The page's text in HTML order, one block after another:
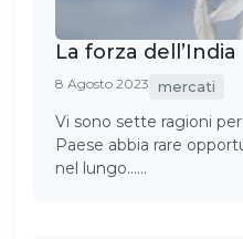
La forza dell’India
8 Agosto 2023 mercati
Vi sono sette ragioni
Paese abbia rare
nel lungo……